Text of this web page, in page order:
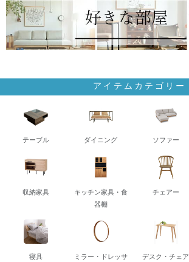
アイテムカテゴリー
テーブル ダイニング ソファー
収納家具
キッチン家具・食
器棚
チェアー
寝具
ミラー・ドレッサ
デスク・チェア